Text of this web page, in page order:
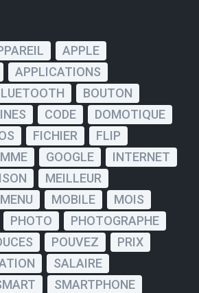
APPLE
APPLICATIONS
BOUTON
CODE
DOMOTIQUE
FICHIER
FLIP
GOOGLE
INTERNET
MEILLEUR
MENU MOBILE
MOIS
PHOTO
PHOTOGRAPHE
POUVEZ
PRIX
SALAIRE
SMARTPHONE